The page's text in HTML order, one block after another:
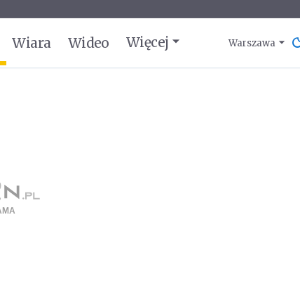
Wiara Wideo Więcej Warszawa